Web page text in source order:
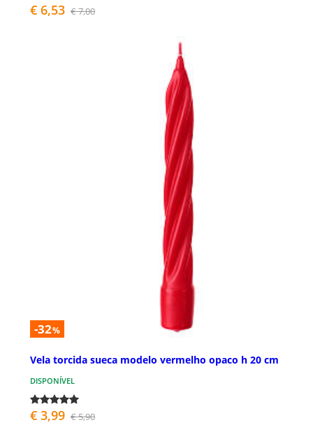
€ 6,53 € 7,00
-32%
Vela torcida sueca modelo vermelho opaco h 20 cm
DISPONÍVEL
€ 3,99 € 5,90